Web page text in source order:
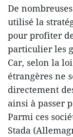
De
utilisé la
pour profiter
particulier les
Car, selon la
étrangères ne
directement
ainsi à passer
Parmi ces
Stada